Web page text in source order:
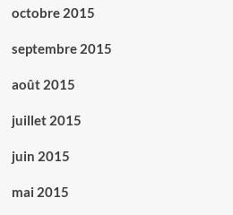
octobre 2015
septembre 2015
août 2015
juillet 2015
juin 2015
mai 2015